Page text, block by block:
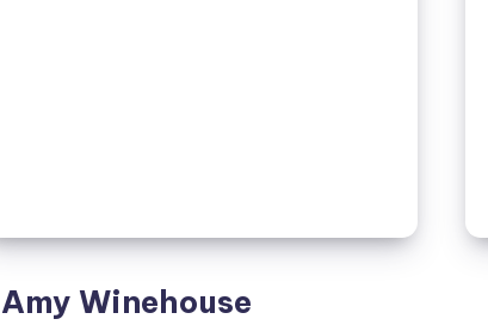
Amy Winehouse